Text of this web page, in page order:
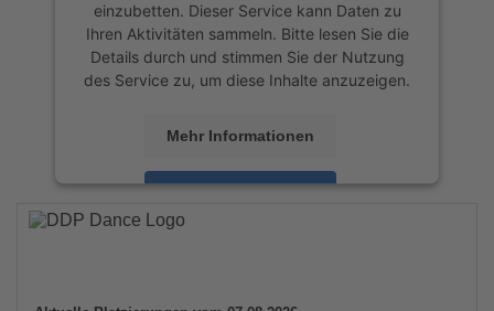
einzubetten. Dieser Service kann Daten zu
Ihren Aktivitäten sammeln. Bitte lesen Sie die
Details durch und stimmen Sie der Nutzung
des Service zu, um diese Inhalte anzuzeigen.
Mehr Informationen
Akzeptieren
powered by